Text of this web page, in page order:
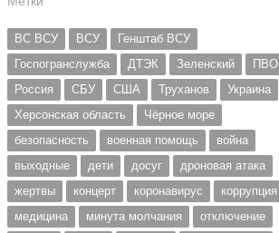
ВС ВСУ ВСУ
Генштаб ВСУ
Госпогранслужба
ДТЭК Зеленский
ПВО
Россия
СБУ США Труханов
Украина
Херсонская область
Чёрное море
безопасность
военная помощь
война
выходные
дети досуг
дроновая атака
жертвы
концерт коронавирус
коррупция
медицина
минута молчания
отключение